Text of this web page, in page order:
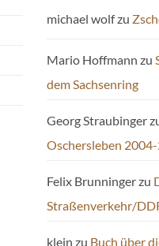
michael wolfzu
Mario Hoffmann zu
dem Sachsenring
Georg Straubinger
Oschersleben
Felix Brunningerzu
Straßenverkehr/
klein zu Buch über